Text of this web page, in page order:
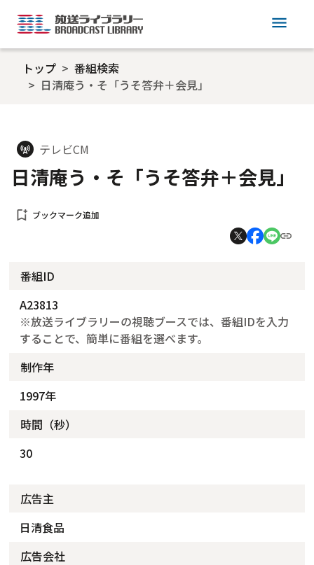
menu
トップ
番組検索
日清庵う・そ「うそ答弁＋会見」
cell_tower テレビCM
日清庵う・そ「うそ答弁＋会見」
bookmark_add ブックマーク追加
番組ID
A23813
※放送ライブラリーの視聴ブースでは、番組IDを入力
することで、簡単に番組を選べます。
制作年
1997年
時間（秒）
30
広告主
日清食品
広告会社